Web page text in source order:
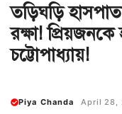
তড়িঘড়ি
রক্ষা!
চট্টোপাধ্যায়!
Piya Chanda April 28,